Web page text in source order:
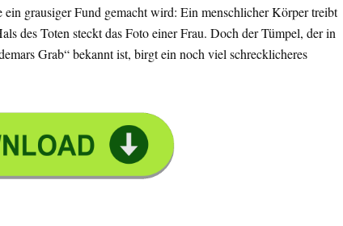
ein grausiger Fund gemacht wird: Ein menschlicher Körper treibt
des Toten steckt das Foto einer Frau. Doch der Tümpel, der in
Grab“ bekannt ist, birgt ein noch viel schrecklicheres